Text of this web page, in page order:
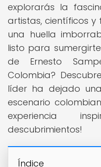
explorarás la
artistas, científicos
una huella
listo para
de Ernesto
Colombia?
líder ha dejado
escenario
experiencia
descubrimientos!
Índice